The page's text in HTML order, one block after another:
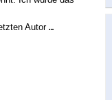
Autor …